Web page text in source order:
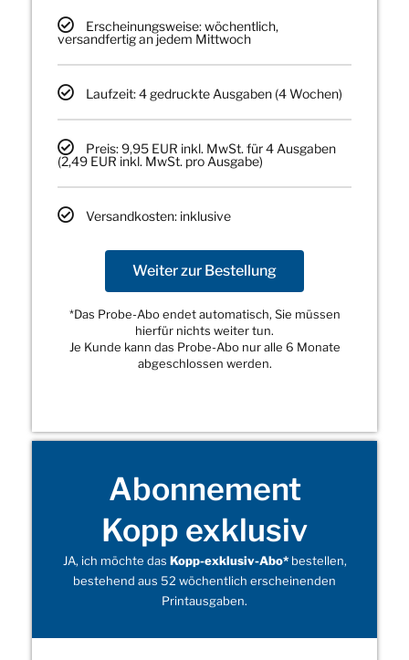
Erscheinungsweise: wöchentlich,
versandfertig an jedem Mittwoch
Laufzeit: 4 gedruckte Ausgaben (4 Wochen)
Preis: 9,95 EUR inkl. MwSt. für 4 Ausgaben
(2,49 EUR inkl. MwSt. pro Ausgabe)
Versandkosten: inklusive
Weiter zur Bestellung
*Das Probe-Abo endet automatisch, Sie müssen
hierfür nichts weiter tun.
Je Kunde kann das Probe-Abo nur alle 6 Monate
abgeschlossen werden.
Abonnement
Kopp exklusiv
JA, ich möchte das Kopp-exklusiv-Abo*bestellen,
bestehend aus 52 wöchentlich erscheinenden
Printausgaben.